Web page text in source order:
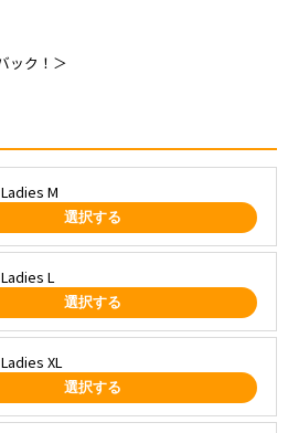
ック！＞
M
選択する
L
選択する
XL
選択する